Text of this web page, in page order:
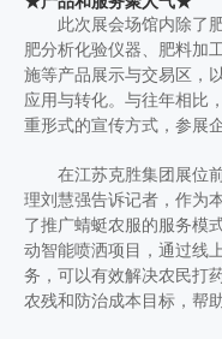
此次展会场馆内除了肥
肥分析化验仪器、肥料加
施等产品展示与交易区，
应用与转化。与往年相比
重形式的宣传方式，参展
在江苏克胜集团展位前
理刘慧强告诉记者，作为
了推广蜻蜓农服的服务模
动智能喷洒项目，通过线
务，可以有效解决农民打
农残和防治成本目标，帮